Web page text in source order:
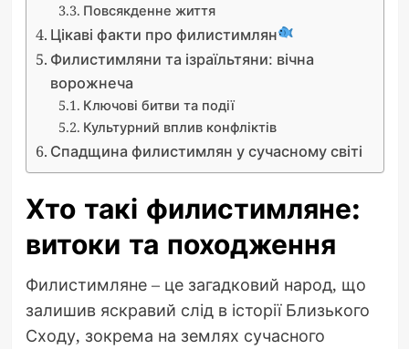
Повсякденне життя
Цікаві факти про филистимлян
Филистимляни та ізраїльтяни: вічна
ворожнеча
Ключові битви та події
Культурний вплив конфліктів
Спадщина филистимлян у сучасному світі
Хто такі филистимляне:
витоки та походження
Филистимляне – це загадковий народ, що
залишив яскравий слід в історії Близького
Сходу, зокрема на землях сучасного